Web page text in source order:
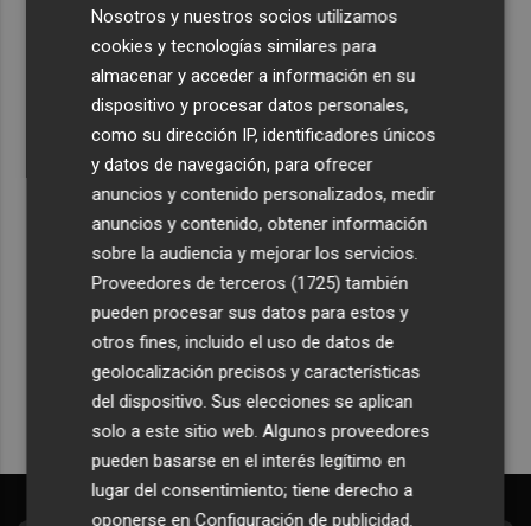
de Toros de Benidorm en el futuro Open Arena
El PSPV denuncia que Carrasco "perdona 2 de cada 3
multas por ensuciar la vía pública en Castelló"
Recibe toda la actualidad de
Plaza Podcast en tu correo
Quiero suscribirme
Nosotros y nuestros socios utilizamos
cookies y tecnologías similares para
almacenar y acceder a información en su
dispositivo y procesar datos personales,
como su dirección IP, identificadores únicos
y datos de navegación, para ofrecer
anuncios y contenido personalizados, medir
anuncios y contenido, obtener información
sobre la audiencia y mejorar los servicios.
Proveedores de terceros (1725) también
pueden procesar sus datos para estos y
otros fines, incluido el uso de datos de
geolocalización precisos y características
del dispositivo. Sus elecciones se aplican
solo a este sitio web. Algunos proveedores
pueden basarse en el interés legítimo en
lugar del consentimiento; tiene derecho a
oponerse enConfiguración de publicidad